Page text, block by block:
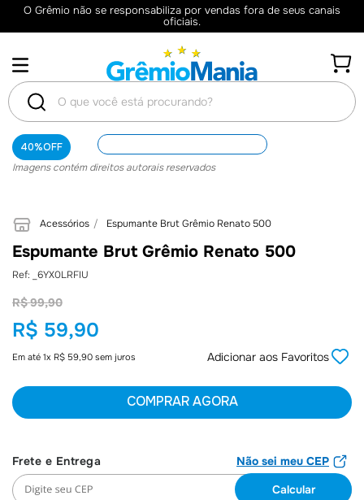
O Grêmio não se responsabiliza por vendas fora de seus canais
oficiais.
O que você está procurando?
40%OFF
Imagens contém direitos autorais reservados
Acessórios Espumante Brut Grêmio Renato 500
Espumante Brut Grêmio Renato 500
: _6YX0LRFIU
R$ 99,90
R$ 59,90
Em até 1x R$ 59,90 sem juros Adicionar aos Favoritos
COMPRAR AGORA
Não sei meu CEP
Camiseta
9º Bolsa
10º Boné